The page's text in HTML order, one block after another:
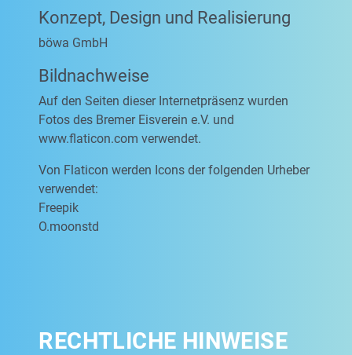
Konzept, Design und Realisierung
böwa GmbH
Bildnachweise
Auf den Seiten dieser Internetpräsenz wurden
Fotos des Bremer Eisverein e.V. und
www.flaticon.com verwendet.
Von Flaticon werden Icons der folgenden Urheber
verwendet:
Freepik
O.moonstd
RECHTLICHE HINWEISE